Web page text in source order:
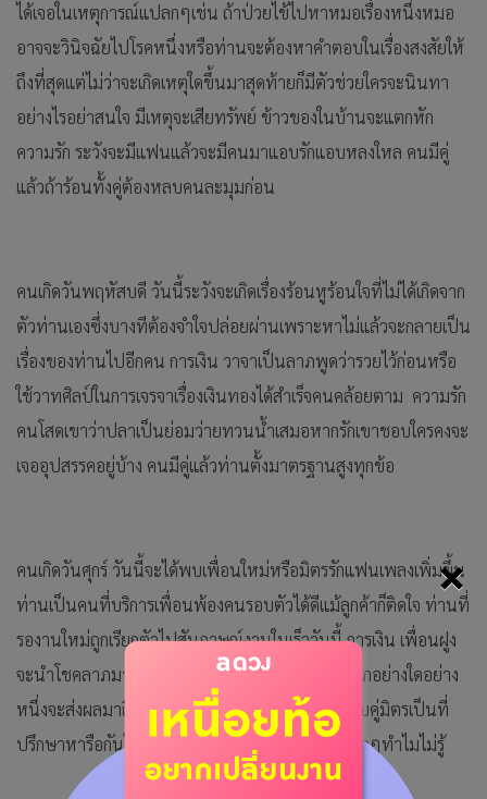
×
ได้เจอในเหตุการณ์แปลกๆเช่น ถ้าป่วยไข้ไปหาหมอเรื่องหนึ่งหมอ
อาจจะวินิจฉัยไปโรคหนึ่งหรือท่านจะต้องหาคำตอบในเรื่องสงสัยให้
ถึงที่สุดแต่ไม่ว่าจะเกิดเหตุใดขึ้นมาสุดท้ายก็มีตัวช่วยใครจะนินทา
อย่างไรอย่าสนใจ มีเหตุจะเสียทรัพย์ ข้าวของในบ้านจะแตกหัก
ความรัก ระวังจะมีแฟนแล้วจะมีคนมาแอบรักแอบหลงใหล คนมีคู่
แล้วถ้าร้อนทั้งคู่ต้องหลบคนละมุมก่อน
คนเกิดวันพฤหัสบดี วันนี้ระวังจะเกิดเรื่องร้อนหูร้อนใจที่ไม่ได้เกิดจาก
ตัวท่านเองซึ่งบางทีต้องจำใจปล่อยผ่านเพราะหาไม่แล้วจะกลายเป็น
เรื่องของท่านไปอีกคน การเงิน วาจาเป็นลาภพูดว่ารวยไว้ก่อนหรือ
ใช้วาทศิลป์ในการเจรจาเรื่องเงินทองได้สำเร็จคนคล้อยตาม ความรัก
คนโสดเขาว่าปลาเป็นย่อมว่ายทวนน้ำเสมอหากรักเขาชอบใครคงจะ
เจออุปสรรคอยู่บ้าง คนมีคู่แล้วท่านตั้งมาตรฐานสูงทุกข้อ
คนเกิดวันศุกร์ วันนี้จะได้พบเพื่อนใหม่หรือมิตรรักแฟนเพลงเพิ่มขึ้น
ท่านเป็นคนที่บริการเพื่อนพ้องคนรอบตัวได้ดีแม้ลูกค้าก็ติดใจ ท่านที่
รองานใหม่ถูกเรียกตัวไปสัมภาษณ์งานในเร็ววันนี้ การเงิน เพื่อนฝูง
จะนำโชคลาภมาสู่หรือคู่ครองคนรักได้โชคอย่างมีลาภอย่างใดอย่าง
หนึ่งจะส่งผลมาถึงท่าน ความรัก จะเจอเพื่อนคุยแบบคู่มิตรเป็นที่
ปรึกษาหารือกันได้ คนที่มีแฟนแล้วจะรู้สึกหึงแฟนสุดๆทำไมไม่รู้